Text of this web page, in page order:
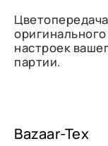
настроек
партии.
Bazaar-Tex